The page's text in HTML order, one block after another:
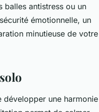
balles antistress ou un
émotionnelle, un
minutieuse de votre
développer une harmonie